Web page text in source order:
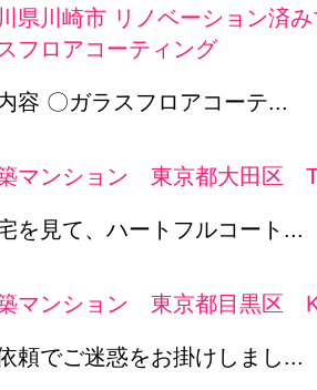
県川崎市 リノベーション済
フロアコーティング
容 〇ガラスフロアコーテ...
マンション 東京都大田区
を見て、ハートフルコート...
マンション 東京都目黒区
頼でご迷惑をお掛けしまし...